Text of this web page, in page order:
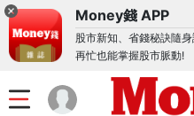
Money錢 APP
股市新知、省錢秘訣隨
再忙也能掌握股市脈動!